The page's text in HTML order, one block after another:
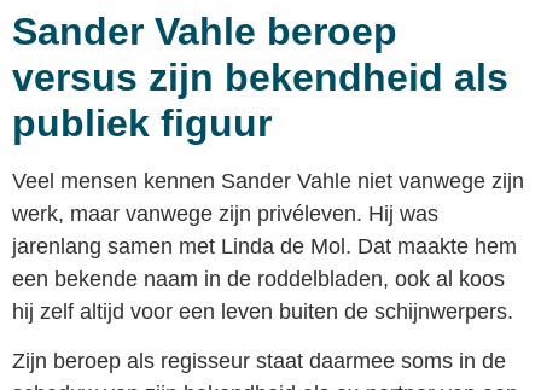
Sander Vahle beroep
versus zijn bekendheid als
publiek figuur
Veel mensen kennen Sander Vahle niet vanwege zijn
werk, maar vanwege zijn privéleven. Hij was
jarenlang samen met Linda de Mol. Dat maakte hem
een bekende naam in de roddelbladen, ook al koos
hij zelf altijd voor een leven buiten de schijnwerpers.
Zijn beroep als regisseur staat daarmee soms in de